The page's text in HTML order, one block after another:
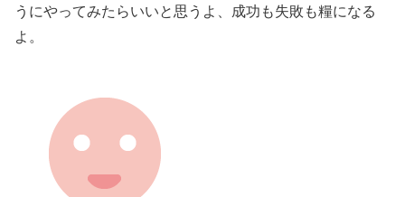
うにやってみたらいいと思うよ、成功も失敗も糧になる
よ。